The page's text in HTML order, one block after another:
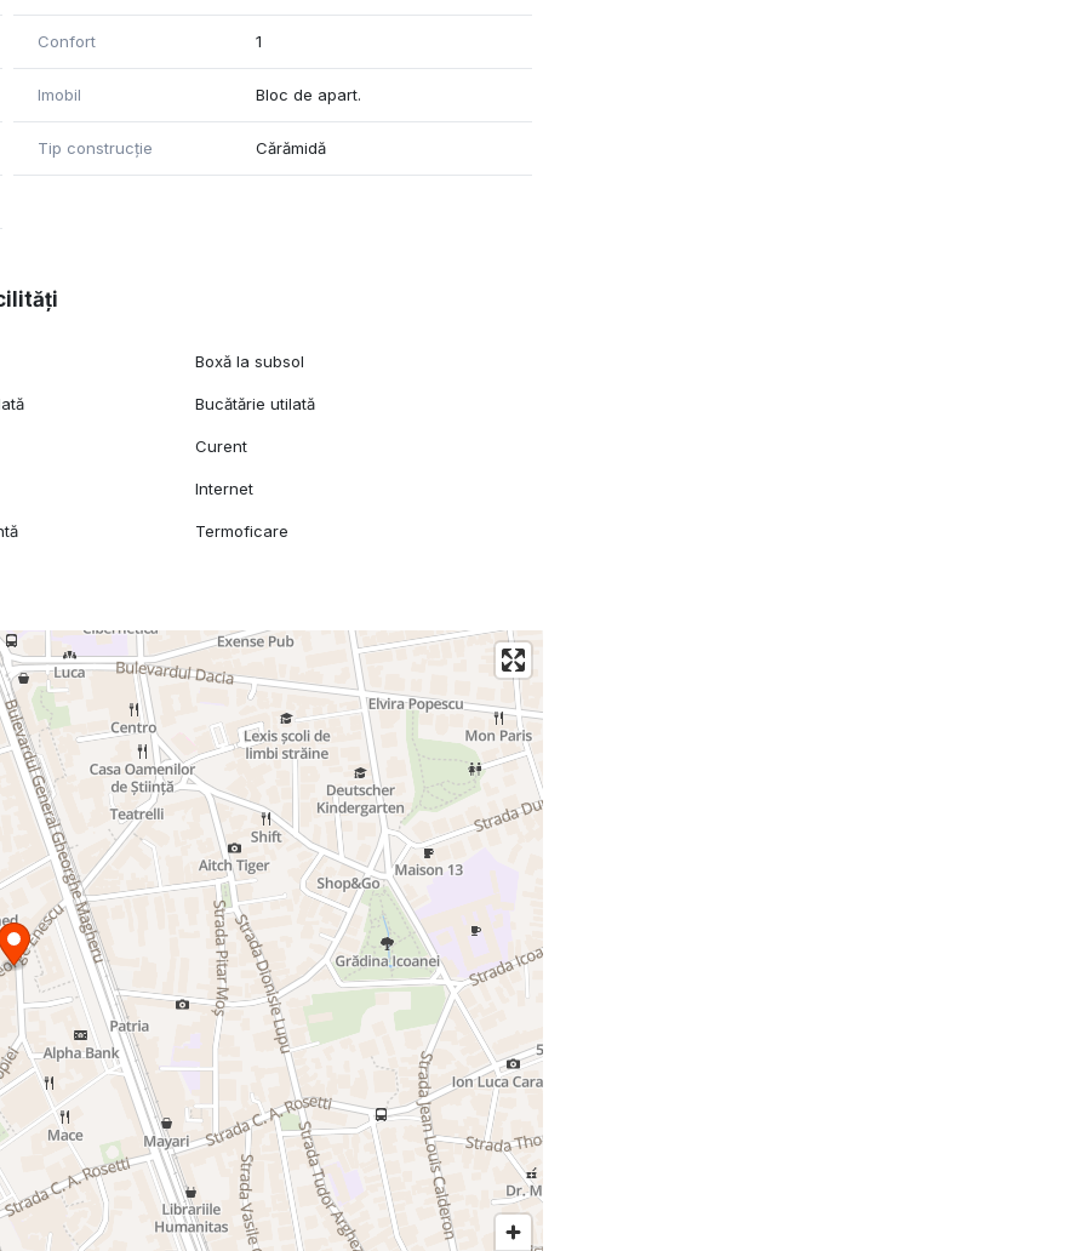
profesionale.
rent of €1,300.
directly opposite the British Embassy, one of
refurbished
Confort 1
Imobil Bloc de apart.
Tip construcție Cărămidă
Boxă la subsol
Bucătărie utilată
Curent
Internet
Termoficare